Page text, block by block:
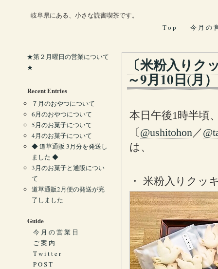
岐阜県にある、小さな読書喫茶です。
T o p
今 月 の
〔米粉入りク
～9月10日(月
本日午後1時半頃
〔@ushitohon／
は、
・ 米粉入りク
★第２月曜日の営業について
★
Recent Entries
７月のおやつについて
6月のおやつについて
5月のお菓子について
4月のお菓子について
◆ 道草通販 3月分を発送し
ました ◆
3月のお菓子と通販につい
て
道草通販2月便の発送が完
了しました
Guide
今 月 の 営 業 日
ご 案 内
T w i t t e r
P O S T